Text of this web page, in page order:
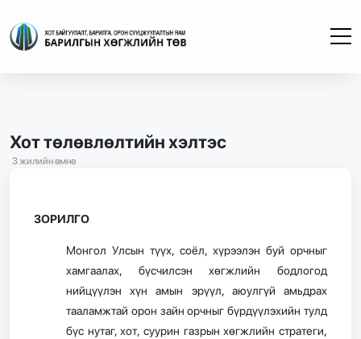
Хот төлөвлөлтийн хэлтэс
3 жилийн өмнө
ЗОРИЛГО
Монгол Улсын түүх, соёл, хүрээлэн буй орчныг
хамгаалах, бүсчилсэн хөгжлийн бодлогод
нийцүүлэн хүн амын эрүүл, аюулгүй амьдрах
тааламжтай орон зайн орчныг бүрдүүлэхийн тулд
бүс нутаг, хот, суурин газрын хөгжлийн стратеги,